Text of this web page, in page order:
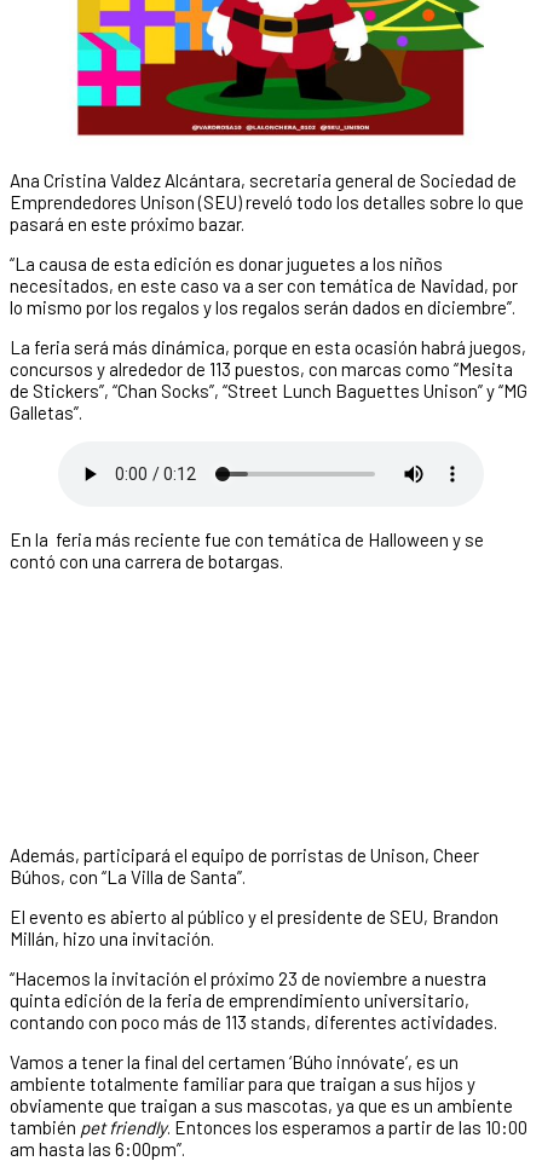
Ana Cristina Valdez Alcántara, secretaria general de Sociedad de
Emprendedores Unison (SEU) reveló todo los detalles sobre lo que
pasará en este próximo bazar.
“La causa de esta edición es donar juguetes a los niños
necesitados, en este caso va a ser con temática de Navidad, por
lo mismo por los regalos y los regalos serán dados en diciembre”.
La feria será más dinámica, porque en esta ocasión habrá juegos,
concursos y alrededor de 113 puestos, con marcas como “Mesita
de Stickers”, “Chan Socks”, “Street Lunch Baguettes Unison” y “MG
Galletas”.
En la feria más reciente fue con temática de Halloween y se
contó con una carrera de botargas.
Además, participará el equipo de porristas de Unison, Cheer
Búhos, con “La Villa de Santa”.
El evento es abierto al público y el presidente de SEU, Brandon
Millán, hizo una invitación.
“Hacemos la invitación el próximo 23 de noviembre a nuestra
quinta edición de la feria de emprendimiento universitario,
contando con poco más de 113 stands, diferentes actividades.
Vamos a tener la final del certamen ‘Búho innóvate’, es un
ambiente totalmente familiar para que traigan a sus hijos y
obviamente que traigan a sus mascotas, ya que es un ambiente
también pet friendly. Entonces los esperamos a partir de las 10:00
am hasta las 6:00pm”.